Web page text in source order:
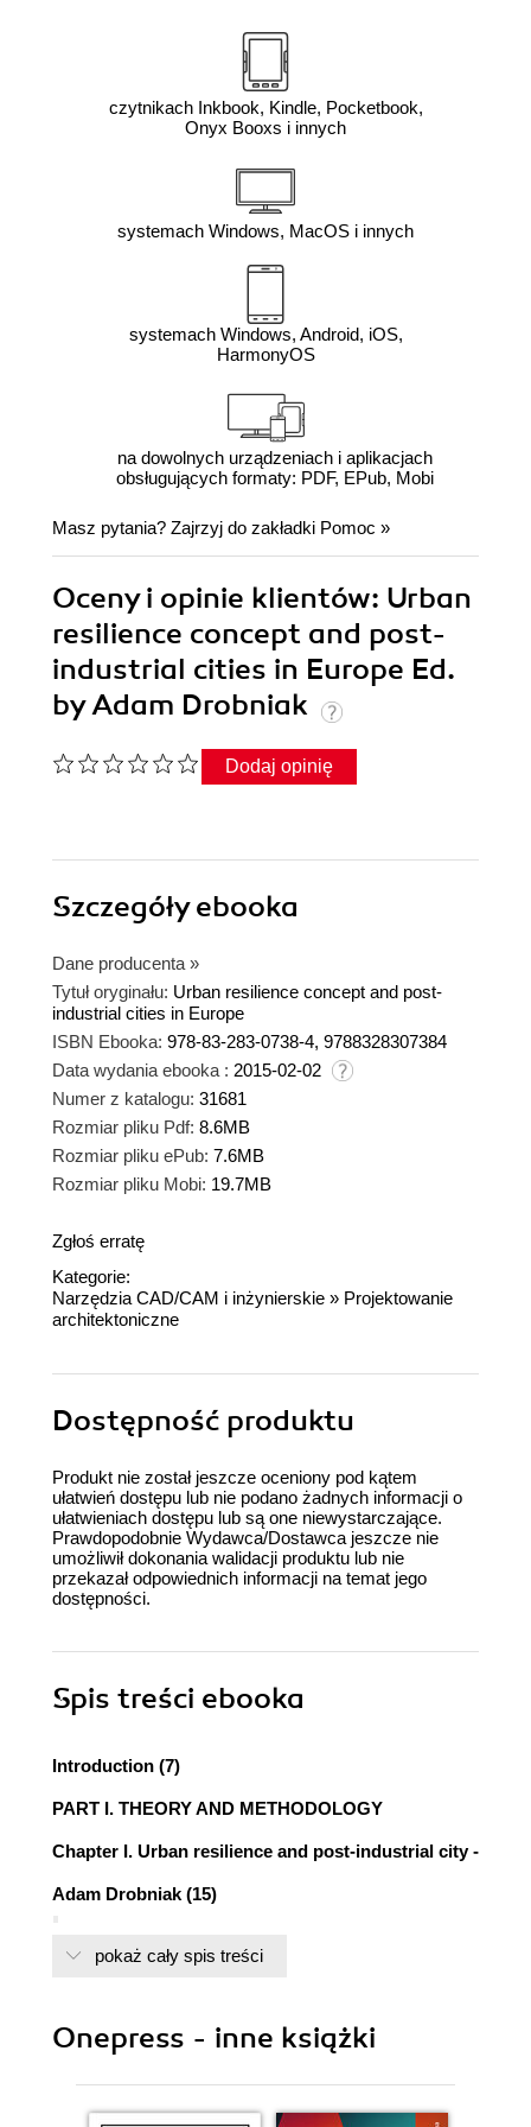
czytnikach Inkbook, Kindle, Pocketbook,
Onyx Booxs i innych
systemach Windows, MacOS i innych
systemach Windows, Android, iOS,
HarmonyOS
na dowolnych urządzeniach i aplikacjach
obsługujących formaty: PDF, EPub, Mobi
Masz pytania? Zajrzyj do zakładki Pomoc »
Oceny i opinie klientów: Urban
resilience concept and post-
industrial cities in Europe Ed.
by Adam Drobniak
Dodaj opinię
Szczegółyebooka
Dane producenta »
Tytuł oryginału: Urban resilience concept and post-
industrial cities in Europe
ISBN Ebooka: 978-83-283-0738-4, 9788328307384
Data wydania ebooka : 2015-02-02
Numer z katalogu: 31681
Rozmiar pliku Pdf: 8.6MB
Rozmiar pliku ePub: 7.6MB
Rozmiar pliku Mobi: 19.7MB
Zgłoś erratę
Kategorie:
Narzędzia CAD/CAM i inżynierskie » Projektowanie
architektoniczne
Dostępność produktu
Produkt nie został jeszcze oceniony pod kątem
ułatwień dostępu lub nie podano żadnych informacji o
ułatwieniach dostępu lub są one niewystarczające.
Prawdopodobnie Wydawca/Dostawca jeszcze nie
umożliwił dokonania walidacji produktu lub nie
przekazał odpowiednich informacji na temat jego
dostępności.
Spis treści ebooka
Introduction (7)
PART I. THEORY AND METHODOLOGY
Chapter I. Urban resilience and post-industrial city -
Adam Drobniak (15)
resilience (15)
3. Urban resilience - research perspectives and
pokaż cały spis treści
Onepress - inne książki